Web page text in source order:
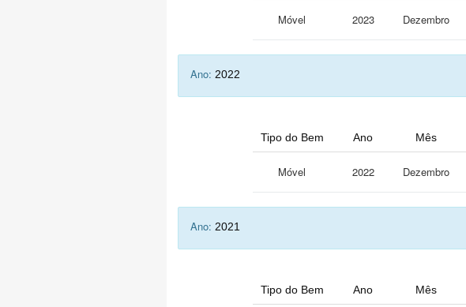
Móvel 2023 Dezembro
Ano: 2022
Tipo do Bem Ano Mês
Móvel 2022 Dezembro
Ano: 2021
Tipo do Bem Ano Mês